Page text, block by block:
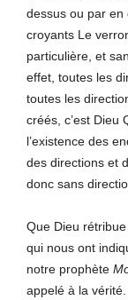
dessus ou par en
croyants Le
particulière, et
effet, toutes les
toutes les
créés, c’est Dieu
l’existence des
des directions et
donc sans
Que Dieu
qui nous ont
notre prophète
appelé à la vérité.